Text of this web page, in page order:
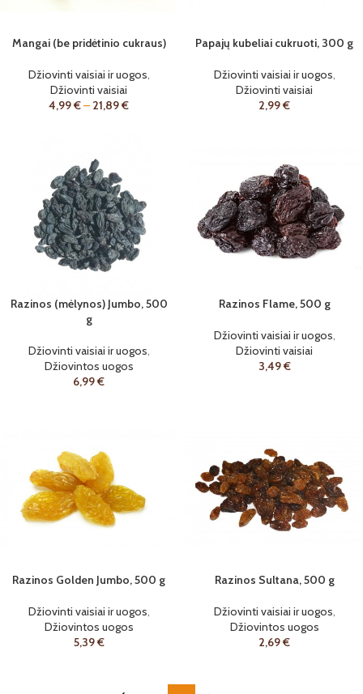
Mangai (be pridėtinio cukraus)
Džiovinti vaisiai ir uogos
Džiovinti vaisiai
4,99€– 21,89€
Papajų kubeliai cukruoti, 300 g
Džiovinti vaisiai ir uogos
Džiovinti vaisiai
2,99€
Razinos (mėlynos) Jumbo, 500
g
Džiovinti vaisiai ir uogos,
Džiovintos uogos
6,99€
Razinos Flame, 500 g
Džiovinti vaisiai ir uogos,
Džiovinti vaisiai
3,49€
Razinos Golden Jumbo, 500 g
Džiovinti vaisiai ir uogos,
Džiovintos uogos
5,39€
Razinos Sultana, 500 g
Džiovinti vaisiai ir uogos,
Džiovintos uogos
2,69€